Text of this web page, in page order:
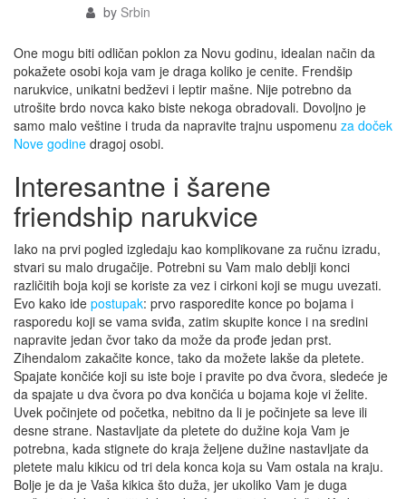
by Srbin
One mogu biti odličan poklon za Novu godinu, idealan način da
pokažete osobi koja vam je draga koliko je cenite. Frendšip
narukvice, unikatni bedževi i leptir mašne. Nije potrebno da
utrošite brdo novca kako biste nekoga obradovali. Dovoljno je
samo malo veštine i truda da napravite trajnu uspomenu za doček
Nove godine dragoj osobi.
Interesantne i šarene
friendship narukvice
Iako na prvi pogled izgledaju kao komplikovane za ručnu izradu,
stvari su malo drugačije. Potrebni su Vam malo deblji konci
različitih boja koji se koriste za vez i cirkoni koji se mugu uvezati.
Evo kako ide postupak: prvo rasporedite konce po bojama i
rasporedu koji se vama sviđa, zatim skupite konce i na sredini
napravite jedan čvor tako da može da prođe jedan prst.
Zihendalom zakačite konce, tako da možete lakše da pletete.
Spajate končiće koji su iste boje i pravite po dva čvora, sledeće je
da spajate u dva čvora po dva končića u bojama koje vi želite.
Uvek počinjete od početka, nebitno da li je počinjete sa leve ili
desne strane. Nastavljate da pletete do dužine koja Vam je
potrebna, kada stignete do kraja željene dužine nastavljate da
pletete malu kikicu od tri dela konca koja su Vam ostala na kraju.
Bolje je da je Vaša kikica što duža, jer ukoliko Vam je duga